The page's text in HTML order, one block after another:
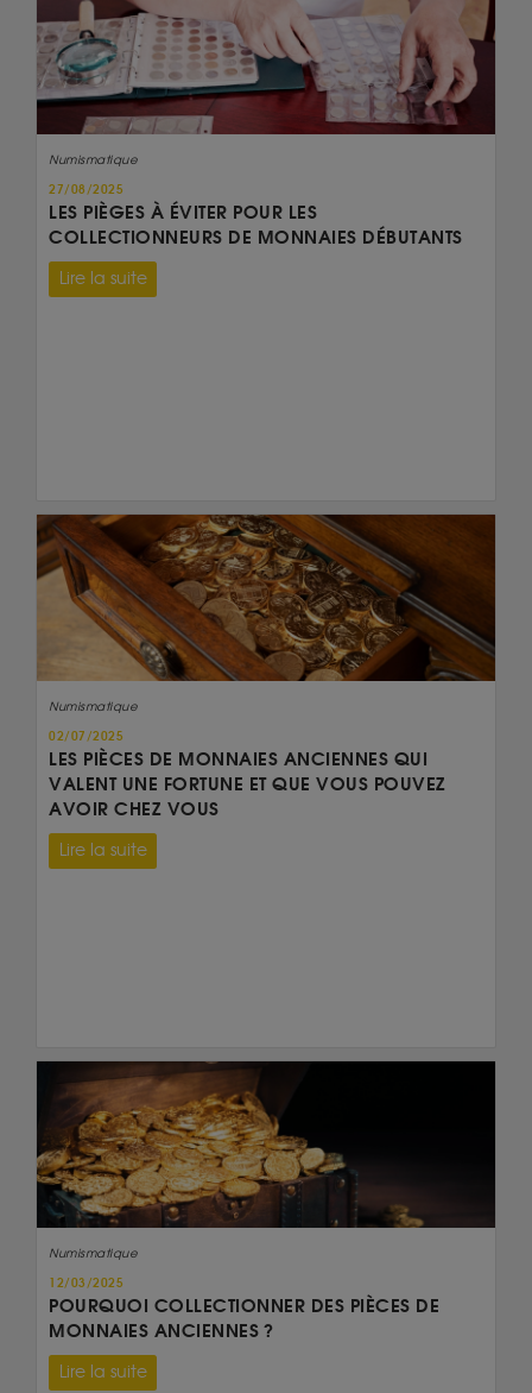
Numismatique
27/08/2025
LES PIÈGES À ÉVITER POUR LES
COLLECTIONNEURS DE MONNAIES DÉBUTANTS
Lire la suite
Numismatique
02/07/2025
LES PIÈCES DE MONNAIES ANCIENNES QUI
VALENT UNE FORTUNE ET QUE VOUS POUVEZ
AVOIR CHEZ VOUS
Lire la suite
Numismatique
12/03/2025
POURQUOI COLLECTIONNER DES PIÈCES DE
MONNAIES ANCIENNES ?
Lire la suite